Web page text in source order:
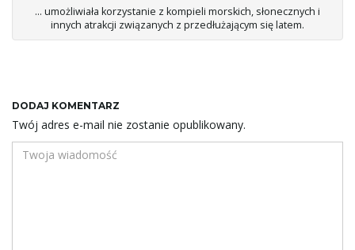
... umożliwiała korzystanie z kompieli morskich, słonecznych i
innych atrakcji związanych z przedłużającym się latem.
DODAJ KOMENTARZ
Twój adres e-mail nie zostanie opublikowany.